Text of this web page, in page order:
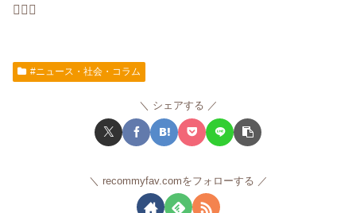
🧖‍♀️✨
#ニュース・社会・コラム
シェアする
recommyfav.comをフォローする